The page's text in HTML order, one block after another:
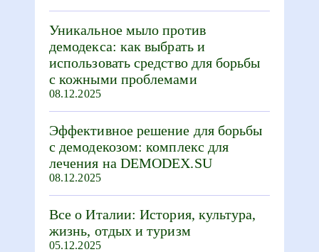
Уникальное мыло против
демодекса: как выбрать и
использовать средство для борьбы
с кожными проблемами
08.12.2025
Эффективное решение для борьбы
с демодекозом: комплекс для
лечения на DEMODEX.SU
08.12.2025
Все о Италии: История, культура,
жизнь, отдых и туризм
05.12.2025